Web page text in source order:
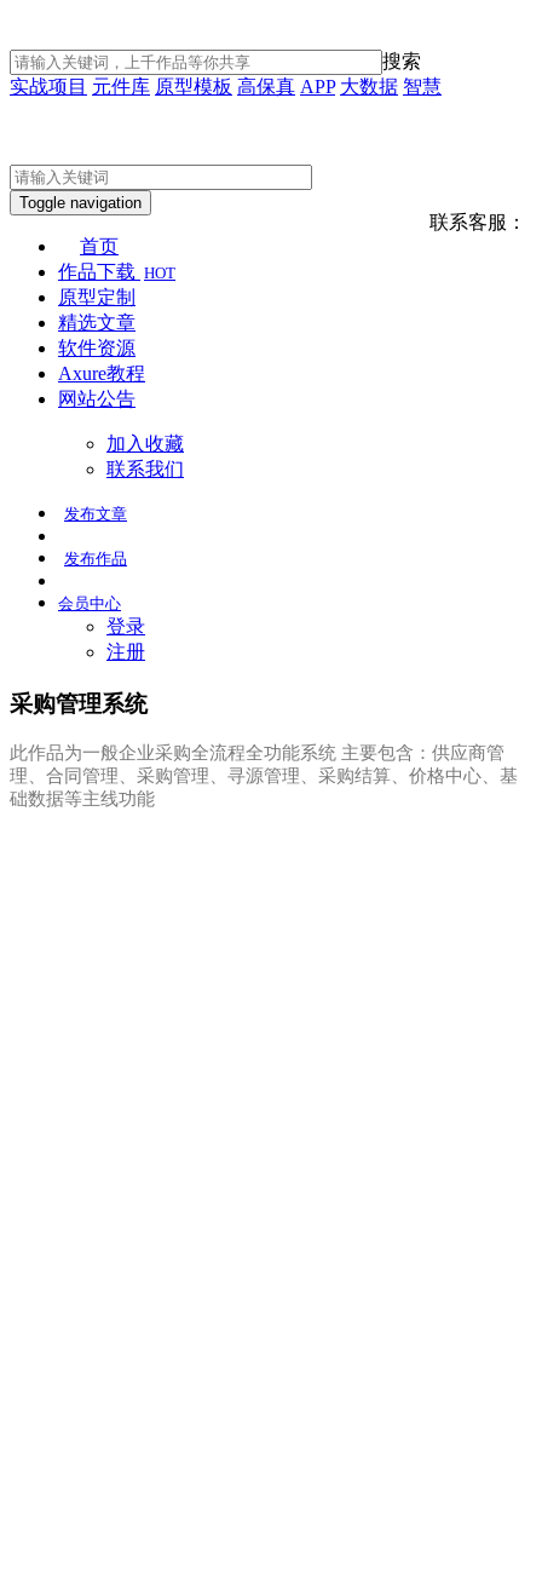
搜索
实战项目 元件库 原型模板 高保真 APP 大数据 智慧
联系客服：
Toggle navigation
首页
作品下载 HOT
原型定制
精选文章
软件资源
Axure教程
网站公告
加入收藏
联系我们
发布文章
发布作品
会员中心
登录
注册
采购管理系统
此作品为一般企业采购全流程全功能系统 主要包含：供应商管
理、合同管理、采购管理、寻源管理、采购结算、价格中心、基
础数据等主线功能